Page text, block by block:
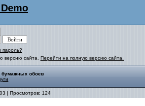
пароль?
версию сайта. Перейти на полную версию сайта.
бумажных обоев
| Просмотров: 124